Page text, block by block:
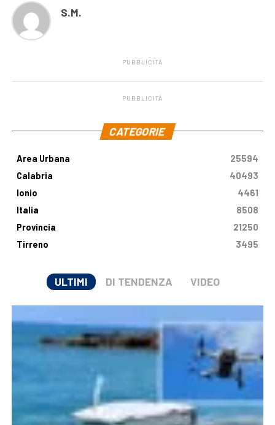
S.M.
PUBBLICITÀ
PUBBLICITÀ
CATEGORIE
Area Urbana
25594
Calabria
40493
Ionio
4461
Italia
8508
Provincia
21250
Tirreno
3495
ULTIMI DI TENDENZA VIDEO